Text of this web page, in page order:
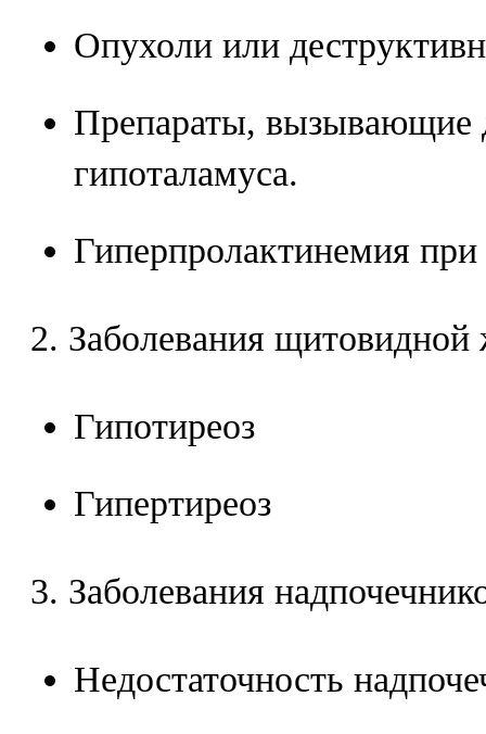
Опухоли или
Препараты, вызывающие
гипоталамуса.
Гиперпролактинемия
2. Заболевания щитовидной
Гипотиреоз
Гипертиреоз
3. Заболевания
Недостаточность